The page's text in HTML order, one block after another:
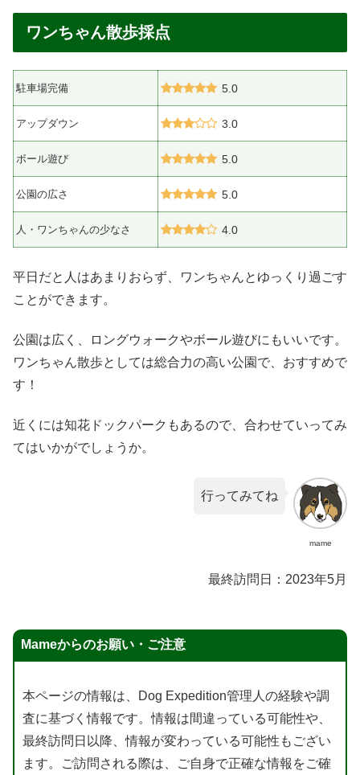
ワンちゃん散歩採点
駐車場完備 5.0
アップダウン 3.0
ボール遊び 5.0
公園の広さ 5.0
人・ワンちゃんの少なさ 4.0
平日だと人はあまりおらず、ワンちゃんとゆっくり過ごす
ことができます。
公園は広く、ロングウォークやボール遊びにもいいです。
ワンちゃん散歩としては総合力の高い公園で、おすすめで
す！
近くには知花ドックパークもあるので、合わせていってみ
てはいかがでしょうか。
mame
行ってみてね
最終訪問日：2023年5月
Mameからのお願い・ご注意
本ページの情報は、Dog Expedition管理人の経験や調
査に基づく情報です。情報は間違っている可能性や、
最終訪問日以降、情報が変わっている可能性もござい
ます。ご訪問される際は、ご自身で正確な情報をご確